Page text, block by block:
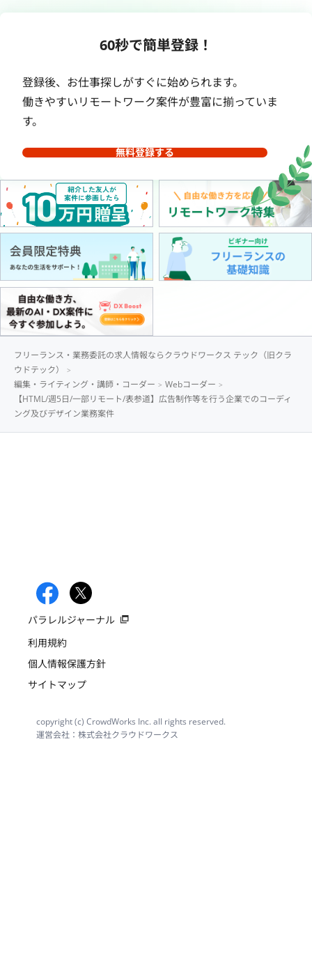
60秒で簡単登録！
登録後、お仕事探しがすぐに始められます。
働きやすいリモートワーク案件が豊富に揃っていま
す。
無料登録する
フリーランス・業務委託の求人情報ならクラウドワークス テック（旧クラ
ウドテック）
編集・ライティング・講師・コーダー
Webコーダー
【HTML/週5日/一部リモート/表参道】広告制作等を行う企業でのコーディ
ング及びデザイン業務案件
パラレルジャーナル
利用規約
個人情報保護方針
サイトマップ
copyright (c) CrowdWorks Inc. all rights reserved.
運営会社：株式会社クラウドワークス